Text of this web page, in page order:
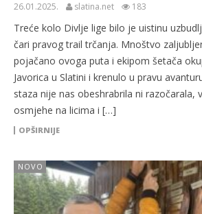
26.01.2025. slatina.net 183
Treće kolo Divlje lige bilo je uistinu
čari pravog trail trčanja. Mnoštvo
pojačano ovoga puta i ekipom šetača
Javorica u Slatini i krenulo u pravu
staza nije nas obeshrabrila ni razočarala,
osmjehe na licima i […]
OPŠIRNIJE
NOVO